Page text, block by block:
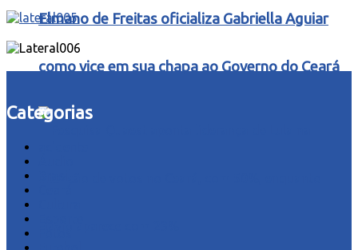
Elmano de Freitas oficializa Gabriella Aguiar
como vice em sua chapa ao Governo do Ceará
Categorias